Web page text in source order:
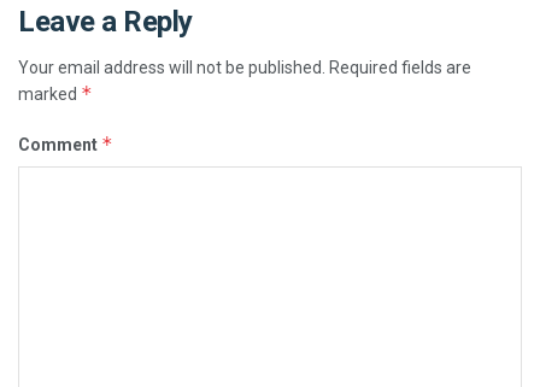
Leave a Reply
Your email address will not be published. Required fields are
marked *
Comment *